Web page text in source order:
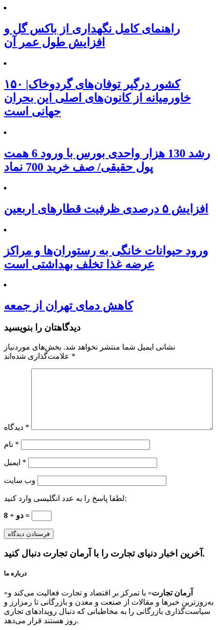
راهنمای کامل نگهداری از باکس گل و
افزایش طول عمر آن
۱۵۰ کشور درگیر توفان‌های گردوخاک|
خاورمیانه از کانون‌های اصلی این بحران
جهانی است
رشد 130 هزار واحدی بورس با ورود 6 همت
پول حقیقی/ صف خرید 700 نماد
افزایش ۵ درصدی ظرفیت قطارهای اربعین
ورود حیوانات خانگی به رستوران‌ها و مراکز
عرضه غذا تخلف بهداشتی است
کاهش دمای تهران از جمعه
دیدگاهتان را بنویسید
نشانی ایمیل شما منتشر نخواهد شد. بخش‌های موردنیاز
*
*
*
*
وب‌ سایت
لطفا پاسخ را به عدد انگلیسی وارد کنید:
دو + 8 =
آخرین اخبار دنیای تجارت را با آرمان تجارت دنبال کنید.
درباره ما
« آرمان تجارت» با تمرکز بر اقتصاد و تجارت فعالیت می‌کند و
به‌روزترین خبرها و مقالات از صنعت و معدن و بازرگانی تا رمزارز و
سیاست‌گذاری بازرگانی را به مخاطبانی که دنبال رویدادهای تجاری
روز هستند قرار می‌دهد.